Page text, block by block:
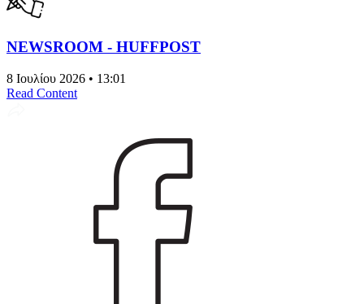
NEWSROOM - HUFFPOST
8 Ιουλίου 2026 • 13:01
Read Content